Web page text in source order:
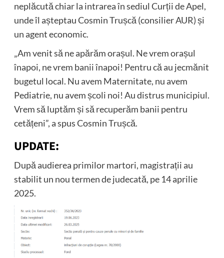
neplăcută chiar la intrarea în sediul Curții de Apel,
unde îl așteptau Cosmin Trușcă (consilier AUR) și
un agent economic.
„Am venit să ne apărăm orașul. Ne vrem orașul
înapoi, ne vrem banii înapoi! Pentru că au jecmănit
bugetul local. Nu avem Maternitate, nu avem
Pediatrie, nu avem școli noi! Au distrus municipiul.
Vrem să luptăm și să recuperăm banii pentru
cetățeni”, a spus Cosmin Trușcă.
UPDATE:
După audierea primilor martori, magistrații au
stabilit un nou termen de judecată, pe 14 aprilie
2025.